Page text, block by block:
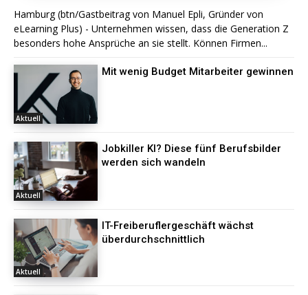
Hamburg (btn/Gastbeitrag von Manuel Epli, Gründer von
eLearning Plus) - Unternehmen wissen, dass die Generation Z
besonders hohe Ansprüche an sie stellt. Können Firmen...
Aktuell
Mit wenig Budget Mitarbeiter gewinnen
Aktuell
Jobkiller KI? Diese fünf Berufsbilder
werden sich wandeln
Aktuell
IT-Freiberuflergeschäft wächst
überdurchschnittlich